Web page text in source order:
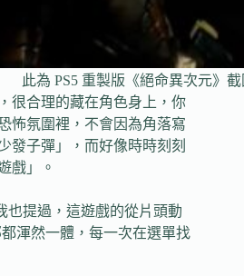
此為 PS5 重製版《絕命異次元》
很合理的藏在角色身上，你
怖氛圍裡，不會因為角落寫
發子彈」，而好像時時刻刻
戲」。
也提過，這遊戲的從片頭動
渾然一體，每一次在選單找